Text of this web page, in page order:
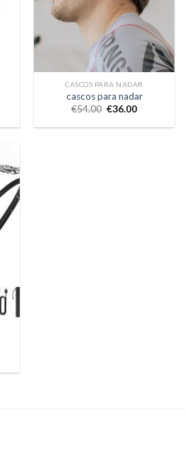
CASCOS PARA NADAR
cascos para nadar
€54.00 €36.00